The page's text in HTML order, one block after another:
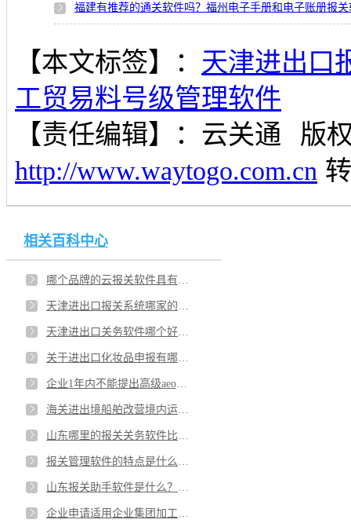
福建有推荐的通关软件吗？福州电子手册和电子账册报
【本文标签】： 天津进出口
工贸易料号级管理软件
【责任编辑】： 云关通
版
http://www.waytogo.com.cn
相关百科中心
哪个品牌的云报关软件具有口碑？天津智能报关系统软件哪个好？
天津进出口报关系统哪家的好用点？加工贸易料号级管理软件是什么？
天津进出口关务软件哪个好点？报关单证管理系统是什么？
关于进出口化妆品申报有哪些新规？江西一般贸易企业报关管理软件能帮助企业实现哪些功能？
企业1年内不能提出高级aeo认证的申请有哪些原因？江西南昌aeo高级认证辅导服务选择哪家顾问比较细致？
海关进出境船舶改营境内运输监管有关事项的公告？江西南昌有关务顾问服务辅导符合监管要求吗？
山东哪里的报关关务软件比较好？济南关务系统报关费用怎样算？
报关管理软件的特点是什么？山东青岛进出口报关软件哪家公司的好用？
山东报关助手软件是什么？云报关软件有哪些？报关行关务软件哪里有？
企业申请适用企业集团加工贸易监管模式，对企业有什么要求？长沙加工贸易关务管理系统怎么选辅导公司？